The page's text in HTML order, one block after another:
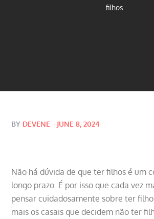
filhos
BY DEVENE Posted
JUNE 8, 2024
Não há dúvida de que ter filhos é um
longo prazo. É por isso que cada vez
pensar cuidadosamente sobre ter
mais os casais que decidem não ter